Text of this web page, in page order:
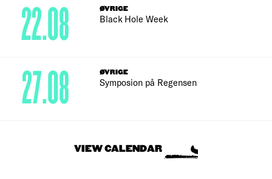
ØVRIGE
Black Hole Week
22.08
ØVRIGE
Symposion på Regensen
27.08
VIEW CALENDAR